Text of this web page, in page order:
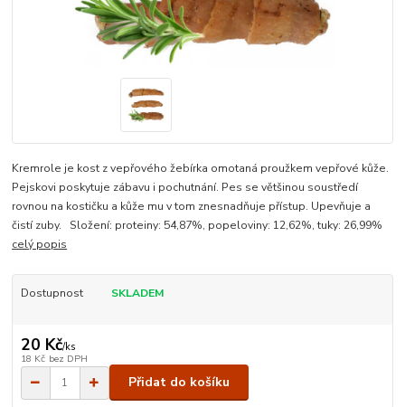
Kremrole je kost z vepřového žebírka omotaná proužkem vepřové kůže.
Pejskovi poskytuje zábavu i pochutnání. Pes se většinou soustředí
rovnou na kostičku a kůže mu v tom znesnadňuje přístup. Upevňuje a
čistí zuby. Složení: proteiny: 54,87%, popeloviny: 12,62%, tuky: 26,99%
celý popis
Dostupnost SKLADEM
20 Kč/ks
18 Kč bez DPH
Přidat do košíku